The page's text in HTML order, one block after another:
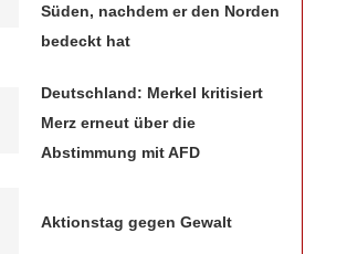
Süden, nachdem er den Norden
bedeckt hat
Deutschland: Merkel kritisiert
Merz erneut über die
Abstimmung mit AFD
Aktionstag gegen Gewalt